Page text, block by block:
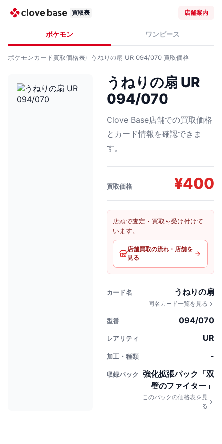
買取表 店舗案内
ポケモン ワンピース
ポケモンカード買取価格表 うねりの扇 UR 094/070 買取価格
うねりの扇 UR
094/070
Clove Base店舗での買取価格
とカード情報を確認できま
す。
買取価格 ¥400
店頭で査定・買取を受け付けて
います。
店舗買取の流れ・店舗を
見る
カード名 うねりの扇
同名カード一覧を見る
型番 094/070
レアリティ UR
加工・種類 -
収録パック
強化拡張パック「双
璧のファイター」
このパックの価格表を見
る